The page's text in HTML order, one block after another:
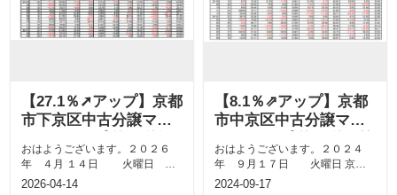
【27.1％➚アップ】京都
市下京区中古分譲マン
前年対比
おはようございます。２０２６
年 ４月 １４日 火曜日 京
都市中京区 最高気温２４度、
2026-04-14
【8.1％⇗アップ】京都
市中京区中古分譲マン
年対比
おはようございます。２０２４
年 ９月１７日 火曜日 京都
市中京区 最高気温３５度、 最
2024-09-17